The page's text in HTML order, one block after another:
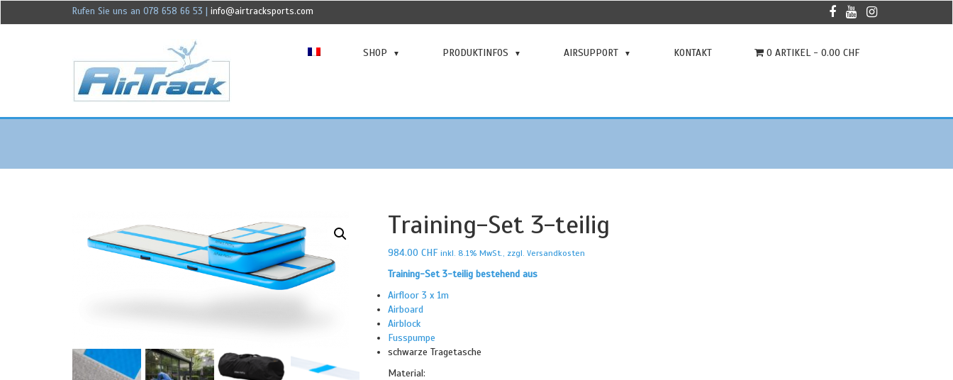
Rufen Sie uns an 078 658 66 53 info@airtracksports.com
SHOP PRODUKTINFOS AIRSUPPORT KONTAKT 0 ARTIKEL - 0.00 CHF
Training-Set 3-teilig
984.00 CHF inkl. 8.1% MwSt., zzgl. Versandkosten
Training-Set 3-teilig bestehend aus
Airfloor 3 x 1m
Airboard
Airblock
Fusspumpe
schwarze Tragetasche
Material: